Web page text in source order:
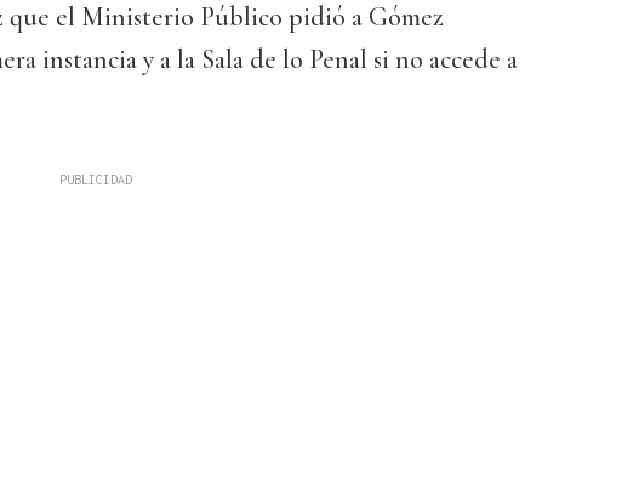
que el Ministerio Público pidió a Gómez
instancia y a la Sala de lo Penal si no accede a